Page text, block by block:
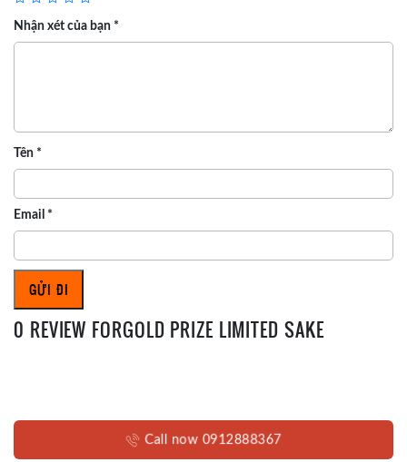
Nhận xét của bạn *
Tên *
Email *
0 REVIEW FORGOLD PRIZE LIMITED SAKE
Call now 0912888367